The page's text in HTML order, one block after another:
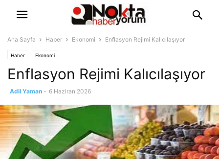
Ana Sayfa Haber Ekonomi Enflasyon Rejimi Kalıcılaşıyor
Haber Ekonomi
Enflasyon Rejimi Kalıcılaşıyor
Adil Yaman - 6 Haziran 2026